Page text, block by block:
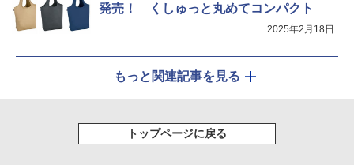
シャープ ウォーターオーブン ヘルシオ
AX-XJ1-B ブラック 30L 2段調理 コンベ
￥44,800
発売！ くしゅっと丸めてコンパクト
2025年2月18日
もっと関連記事を見る
トップページに戻る